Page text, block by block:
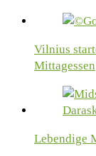
Vilnius
Mittagessen
Lebendige